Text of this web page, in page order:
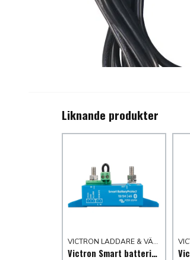
Liknande produkter
VICTRON LADDARE & VÄXELRIKTARE
Victron Smart batteriskydd